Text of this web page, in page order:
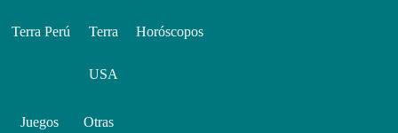
Terra Perú Terra
USA
Horóscopos
Juegos Otras